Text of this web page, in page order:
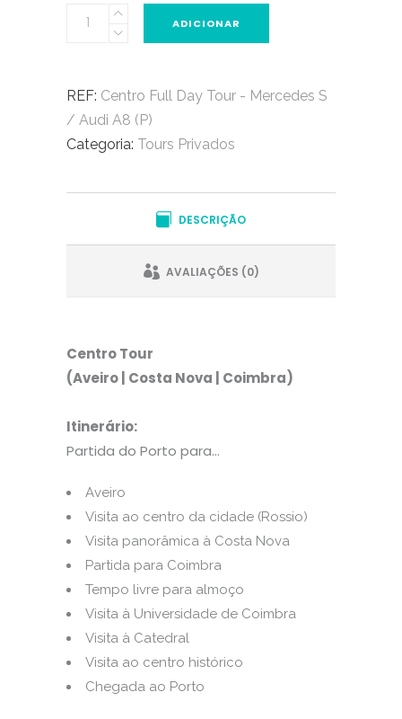
Centro
Tour
Mercedes
ADICIONAR
REF: Centro Full Day Tour - Mercedes S
/ Audi A8 (P)
Categoria: Tours Privados
DESCRIÇÃO
AVALIAÇÕES (0)
Centro Tour
(Aveiro | Costa Nova | Coimbra)
Itinerário:
Partida do Porto para…
Aveiro
Visita ao centro da cidade (Rossio)
Visita panorâmica à Costa Nova
Partida para Coimbra
Tempo livre para almoço
Visita à Universidade de Coimbra
Visita à Catedral
Visita ao centro histórico
Chegada ao Porto